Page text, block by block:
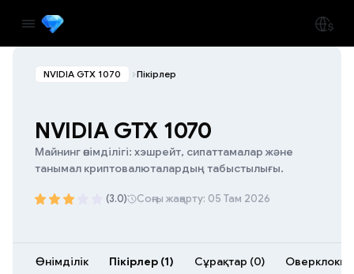
NVIDIA GTX 1070 Пікірлер
NVIDIA GTX 1070
Майнинг өнімділігі: хэшрейт, сипаттамалар және
танымал криптовалюталардың табыстылығы.
(3.0) Соңғы жаңарту: 05 Там 2026
Өнімділік Пікірлер (1) Сұрақтар (0)